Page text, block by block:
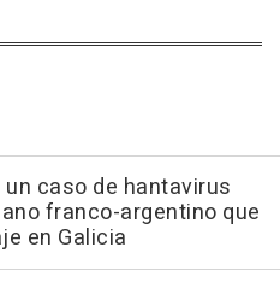
caso de hantavirus
franco-argentino que
en Galicia